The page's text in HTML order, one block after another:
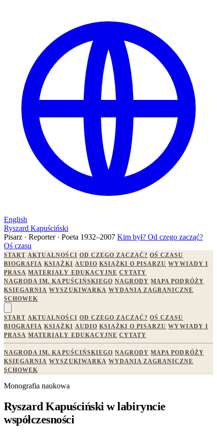
English
Ryszard Kapuściński
Pisarz · Reporter · Poeta 1932–2007 Kim był? Od czego zacząć?
Oś czasu
START AKTUALNOŚCI OD CZEGO ZACZĄĆ? OŚ CZASU
BIOGRAFIA KSIĄŻKI AUDIO KSIĄŻKI O PISARZU WYWIADY I
PRASA MATERIAŁY EDUKACYJNE CYTATY
NAGRODA IM. KAPUŚCIŃSKIEGO NAGRODY MAPA PODRÓŻY
KSIĘGARNIA WYSZUKIWARKA WYDANIA ZAGRANICZNE
SCHOWEK
START AKTUALNOŚCI OD CZEGO ZACZĄĆ? OŚ CZASU
BIOGRAFIA KSIĄŻKI AUDIO KSIĄŻKI O PISARZU WYWIADY I
PRASA MATERIAŁY EDUKACYJNE CYTATY
NAGRODA IM. KAPUŚCIŃSKIEGO NAGRODY MAPA PODRÓŻY
KSIĘGARNIA WYSZUKIWARKA WYDANIA ZAGRANICZNE
SCHOWEK
Monografia naukowa
Ryszard Kapuściński w labiryncie
współczesności